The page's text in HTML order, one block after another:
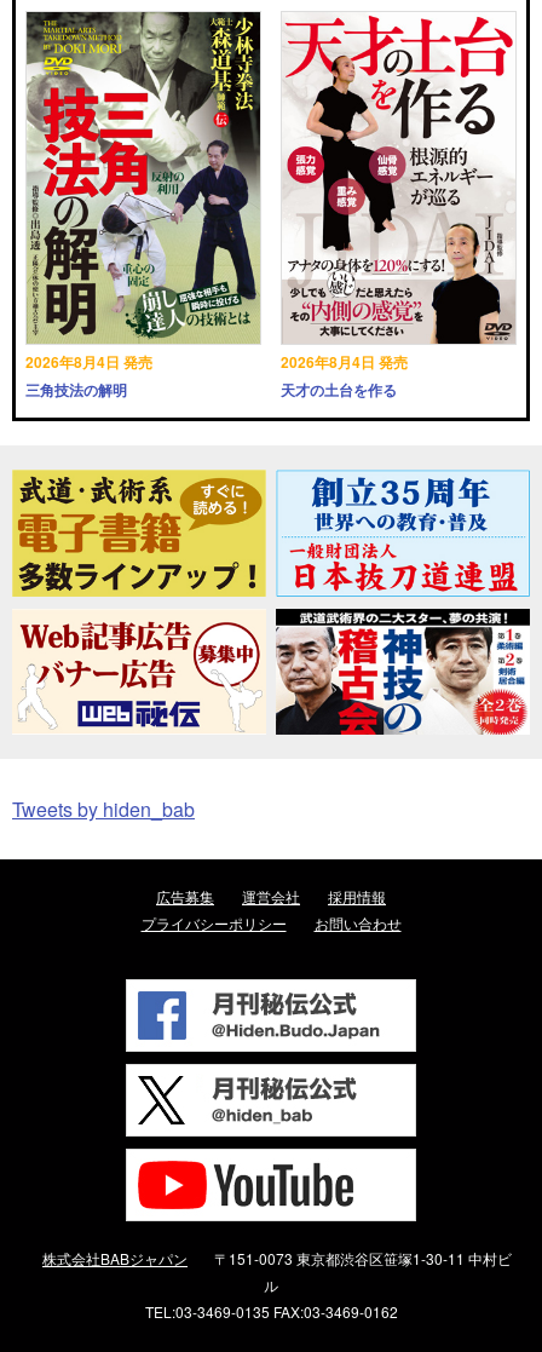
2026年8月4日 発売
三角技法の解明
2026年8月4日 発売
天才の土台を作る
Tweets by hiden_bab
広告募集 運営会社
採用情報
プライバシーポリシー
お問い合わせ
株式会社BABジャパン
〒151-0073 東京都渋谷区笹塚1-30-11 中村ビ
ル
TEL:03-3469-0135 FAX:03-3469-0162